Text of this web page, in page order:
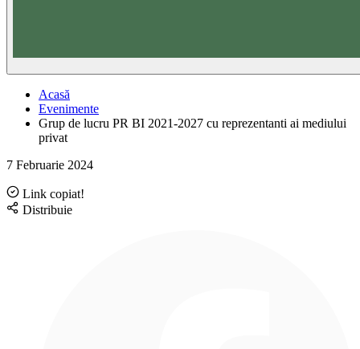
Acasă
Evenimente
Grup de lucru PR BI 2021-2027 cu reprezentanti ai mediului
privat
7 Februarie 2024
Link copiat!
Distribuie